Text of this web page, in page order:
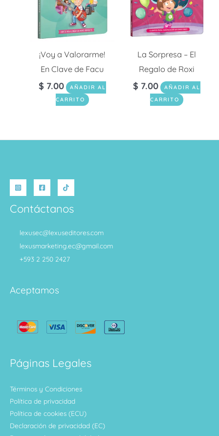
¡Voy a Valorarme!
En Clave de Facu
$ 7.00
AÑADIR AL
CARRITO
La Sorpresa – El
Regalo de Roxi
$ 7.00
AÑADIR AL
CARRITO
Contáctanos
lexusec@lexuseditores.com
lexusmarketing.ec@gmail.com
+593 2 250 2427
Aceptamos
Páginas Legales
Términos y Condiciones
Política de privacidad
Política de cookies (ECU)
Declaración de privacidad (EC)